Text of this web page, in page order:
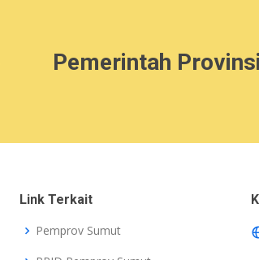
Pemerintah
Link Terkait
Pemprov Sumut